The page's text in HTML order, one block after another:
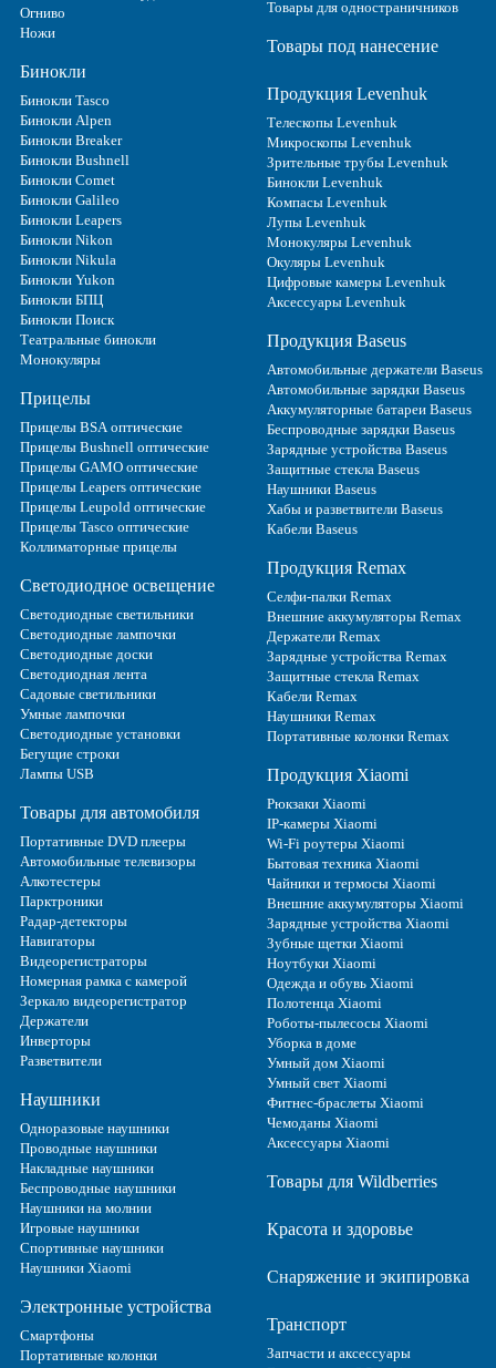
Огниво
Ножи
Бинокли
Бинокли Tasco
Бинокли Alpen
Бинокли Breaker
Бинокли Bushnell
Бинокли Comet
Бинокли Galileo
Бинокли Leapers
Бинокли Nikon
Бинокли Nikula
Бинокли Yukon
Бинокли БПЦ
Бинокли Поиск
Театральные бинокли
Монокуляры
Прицелы
Прицелы BSA оптические
Прицелы Bushnell оптические
Прицелы GAMO оптические
Прицелы Leapers оптические
Прицелы Leupold оптические
Прицелы Tasco оптические
Коллиматорные прицелы
Светодиодное освещение
Светодиодные светильники
Светодиодные лампочки
Светодиодные доски
Светодиодная лента
Садовые светильники
Умные лампочки
Светодиодные установки
Бегущие строки
Лампы USB
Товары для автомобиля
Портативные DVD плееры
Автомобильные телевизоры
Алкотестеры
Парктроники
Радар-детекторы
Навигаторы
Видеорегистраторы
Номерная рамка с камерой
Зеркало видеорегистратор
Держатели
Инверторы
Разветвители
Наушники
Одноразовые наушники
Проводные наушники
Накладные наушники
Беспроводные наушники
Наушники на молнии
Игровые наушники
Спортивные наушники
Наушники Xiaomi
Электронные устройства
Смартфоны
Портативные колонки
Товары для одностраничников
Товары под нанесение
Продукция Levenhuk
Телескопы Levenhuk
Микроскопы Levenhuk
Зрительные трубы Levenhuk
Бинокли Levenhuk
Компасы Levenhuk
Лупы Levenhuk
Монокуляры Levenhuk
Окуляры Levenhuk
Цифровые камеры Levenhuk
Аксессуары Levenhuk
Продукция Baseus
Автомобильные держатели Baseus
Автомобильные зарядки Baseus
Аккумуляторные батареи Baseus
Беспроводные зарядки Baseus
Зарядные устройства Baseus
Защитные стекла Baseus
Наушники Baseus
Хабы и разветвители Baseus
Кабели Baseus
Продукция Remax
Селфи-палки Remax
Внешние аккумуляторы Remax
Держатели Remax
Зарядные устройства Remax
Защитные стекла Remax
Кабели Remax
Наушники Remax
Портативные колонки Remax
Продукция Xiaomi
Рюкзаки Xiaomi
IP-камеры Xiaomi
Wi-Fi роутеры Xiaomi
Бытовая техника Xiaomi
Чайники и термосы Xiaomi
Внешние аккумуляторы Xiaomi
Зарядные устройства Xiaomi
Зубные щетки Xiaomi
Ноутбуки Xiaomi
Одежда и обувь Xiaomi
Полотенца Xiaomi
Роботы-пылесосы Xiaomi
Уборка в доме
Умный дом Xiaomi
Умный свет Xiaomi
Фитнес-браслеты Xiaomi
Чемоданы Xiaomi
Аксессуары Xiaomi
Товары для Wildberries
Красота и здоровье
Снаряжение и экипировка
Транспорт
Запчасти и аксессуары